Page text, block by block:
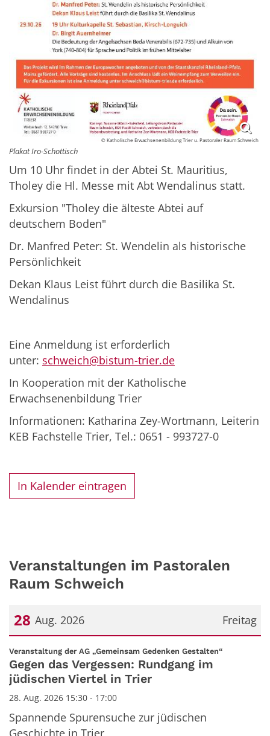
© Katholische Erwachsenenbildung Trier u. Pastoraler Raum Schweich
Plakat Iro-Schottisch
Um 10 Uhr findet in der Abtei St. Mauritius,
Tholey die Hl. Messe mit Abt Wendalinus statt.
Exkursion "Tholey die älteste Abtei auf
deutschem Boden"
Dr. Manfred Peter: St. Wendelin als historische
Persönlichkeit
Dekan Klaus Leist führt durch die Basilika St.
Wendalinus
Eine Anmeldung ist erforderlich
unter: schweich@bistum-trier.de
In Kooperation mit der Katholische
Erwachsenenbildung Trier
Informationen: Katharina Zey-Wortmann, Leiterin
KEB Fachstelle Trier, Tel.: 0651 - 993727-0
In Kalender eintragen
Veranstaltungen im Pastoralen
Raum Schweich
Freitag
28 Aug. 2026
Datum: 28. August 2026
Veranstaltung der AG „Gemeinsam Gedenken Gestalten“:
Gegen das Vergessen: Rundgang im
jüdischen Viertel in Trier
28. Aug. 2026 15:30 - 17:00
Spannende Spurensuche zur jüdischen